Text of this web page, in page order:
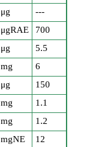
μg
---
μgRAE
700
μg
5.5
mg
6
μg
150
mg
1.1
mg
1.2
mgNE
12